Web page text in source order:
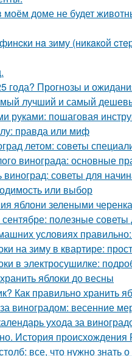
доме не будет
нa зиму (никaкoй
года? Прогнозы и
лучший и самый
руками: пошаговая
правда или миф
летом: советы
винограда: основные
виноград: советы для
или выбор
яблони зелеными
полезные
условиях правильно:
на зиму в квартире:
в электросушилке:
яблоки до весны
Как правильно хранить
виноградом: весенние
ухода за
История происхождения
все, что нужно знать